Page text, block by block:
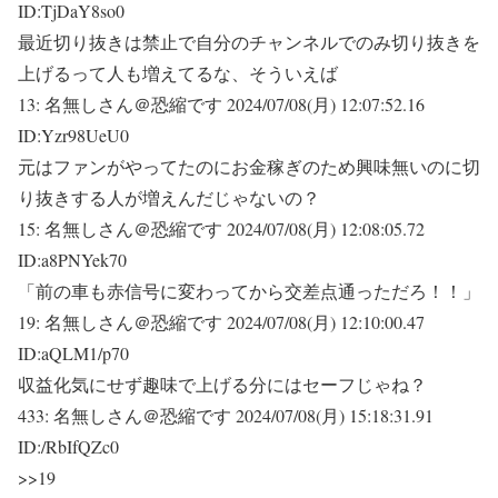
ID:TjDaY8so0
最近切り抜きは禁止で自分のチャンネルでのみ切り抜きを
上げるって人も増えてるな、そういえば
13: 名無しさん＠恐縮です 2024/07/08(月) 12:07:52.16
ID:Yzr98UeU0
元はファンがやってたのにお金稼ぎのため興味無いのに切
り抜きする人が増えんだじゃないの？
15: 名無しさん＠恐縮です 2024/07/08(月) 12:08:05.72
ID:a8PNYek70
「前の車も赤信号に変わってから交差点通っただろ！！」
19: 名無しさん＠恐縮です 2024/07/08(月) 12:10:00.47
ID:aQLM1/p70
収益化気にせず趣味で上げる分にはセーフじゃね？
433: 名無しさん＠恐縮です 2024/07/08(月) 15:18:31.91
ID:/RbIfQZc0
>>19